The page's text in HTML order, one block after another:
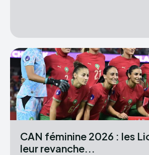
CAN féminine 2026 : les
leur revanche...